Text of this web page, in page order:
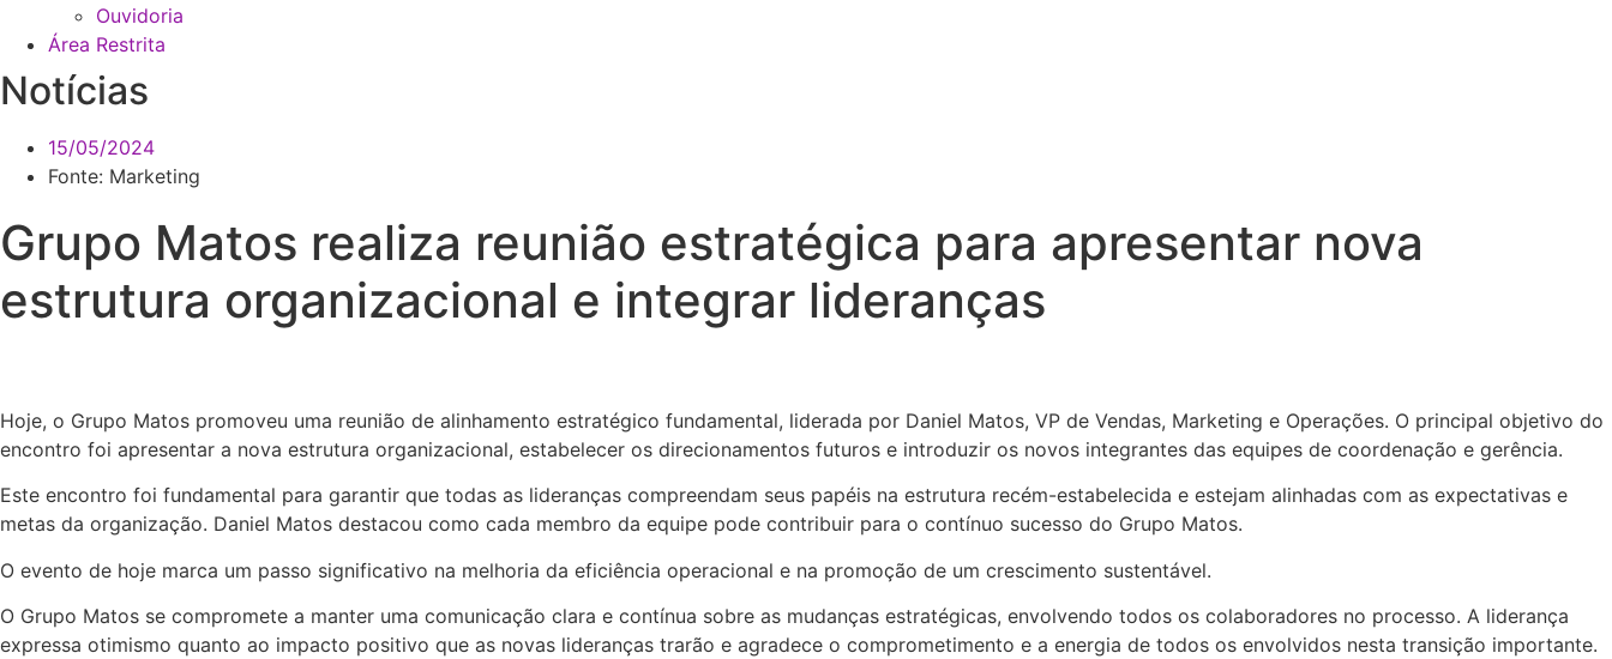
Ouvidoria
Área Restrita
Notícias
15/05/2024
Fonte: Marketing
Grupo Matos realiza reunião estratégica para apresentar nova
estrutura organizacional e integrar lideranças
Hoje, o Grupo Matos promoveu uma reunião de alinhamento estratégico fundamental, liderada por Daniel Matos, VP de Vendas, Marketing e Operações. O principal objetivo do
encontro foi apresentar a nova estrutura organizacional, estabelecer os direcionamentos futuros e introduzir os novos integrantes das equipes de coordenação e gerência.
Este encontro foi fundamental para garantir que todas as lideranças compreendam seus papéis na estrutura recém-estabelecida e estejam alinhadas com as expectativas e
metas da organização. Daniel Matos destacou como cada membro da equipe pode contribuir para o contínuo sucesso do Grupo Matos.
O evento de hoje marca um passo significativo na melhoria da eficiência operacional e na promoção de um crescimento sustentável.
O Grupo Matos se compromete a manter uma comunicação clara e contínua sobre as mudanças estratégicas, envolvendo todos os colaboradores no processo. A liderança
expressa otimismo quanto ao impacto positivo que as novas lideranças trarão e agradece o comprometimento e a energia de todos os envolvidos nesta transição importante.